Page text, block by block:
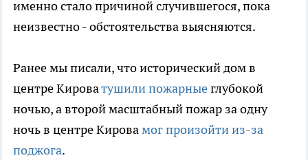
именно стало причиной случившегося, пока
неизвестно - обстоятельства выясняются.
Ранее мы писали, что исторический дом в
центре Кироватушили пожарныеглубокой
ночью, а второй масштабный пожар за одну
ночь в центре Кировамог произойти из-за
поджога.